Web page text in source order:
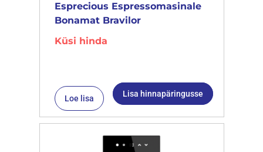
Esprecious Espressomasinale
Bonamat Bravilor
Küsi hinda
Loe lisa Lisa hinnapäringusse